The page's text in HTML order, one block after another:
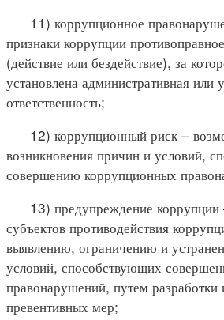
11) коррупционное
признаки коррупции
(действие или бездействие), за
установлена административная или
ответственность;
12) коррупционный риск –
возникновения причин и условий,
совершению коррупционных
13) предупреждение коррупции
субъектов противодействия
выявлению, ограничению и
условий, способствующих
правонарушений, путем
превентивных мер;